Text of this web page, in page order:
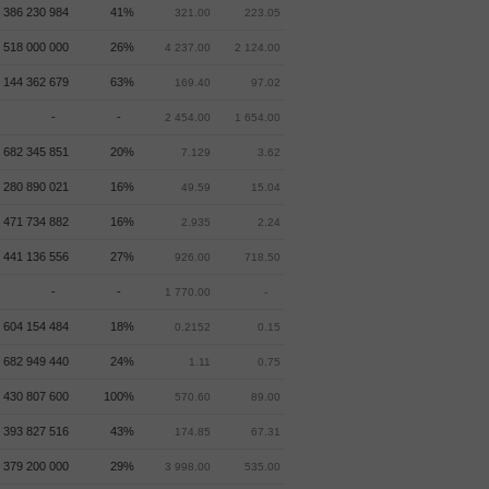
386 230 984 41% 321.00 223.05
518 000 000 26% 4 237.00 2 124.00
144 362 679 63% 169.40 97.02
- - 2 454.00 1 654.00
682 345 851 20% 7.129 3.62
280 890 021 16% 49.59 15.04
471 734 882 16% 2.935 2.24
441 136 556 27% 926.00 718.50
- - 1 770.00 -
604 154 484 18% 0.2152 0.15
682 949 440 24% 1.11 0.75
430 807 600 100% 570.60 89.00
393 827 516 43% 174.85 67.31
379 200 000 29% 3 998.00 535.00